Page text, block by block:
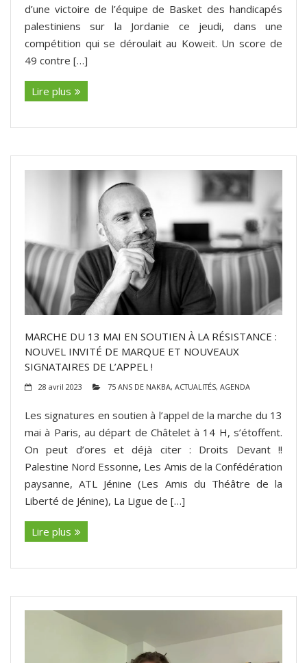
d’une victoire de l’équipe de Basket des handicapés
palestiniens sur la Jordanie ce jeudi, dans une
compétition qui se déroulait au Koweit. Un score de
49 contre […]
Lire plus
MARCHE DU 13 MAI EN SOUTIEN À LA RÉSISTANCE :
NOUVEL INVITÉ DE MARQUE ET NOUVEAUX
SIGNATAIRES DE L’APPEL !
28 avril 2023 75 ANS DE NAKBA, ACTUALITÉS, AGENDA
Les signatures en soutien à l’appel de la marche du 13
mai à Paris, au départ de Châtelet à 14 H, s’étoffent.
On peut d’ores et déjà citer : Droits Devant !!
Palestine Nord Essonne, Les Amis de la Confédération
paysanne, ATL Jénine (Les Amis du Théâtre de la
Liberté de Jénine), La Ligue de […]
Lire plus